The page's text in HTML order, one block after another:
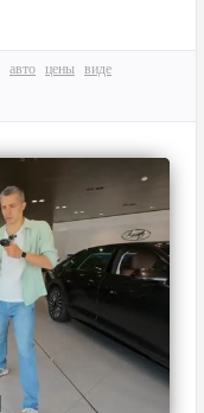
авто цены виде